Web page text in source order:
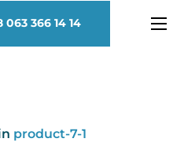
063 366 14 14
product-7-1